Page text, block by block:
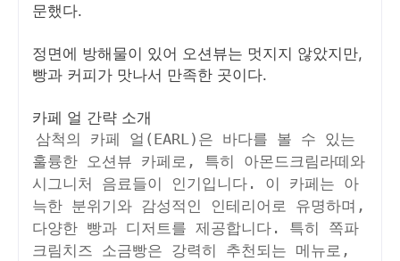
문했다.
정면에 방해물이 있어 오션뷰는 멋지지 않았지만,
빵과 커피가 맛나서 만족한 곳이다.
카페 얼 간략 소개
삼척의 카페 얼(EARL)은 바다를 볼 수 있는
훌륭한 오션뷰 카페로, 특히 아몬드크림라떼와
시그니처 음료들이 인기입니다. 이 카페는 아
늑한 분위기와 감성적인 인테리어로 유명하며,
다양한 빵과 디저트를 제공합니다. 특히 쪽파
크림치즈 소금빵은 강력히 추천되는 메뉴로,